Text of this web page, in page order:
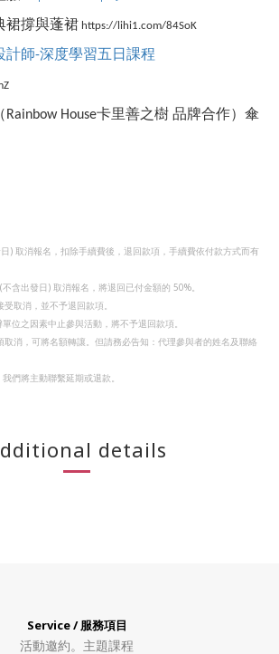
裙撐與蓬裙 https://lihi1.com/84SoK
計師-深度學習五日課程
House卡里善之樹 品牌合作）傘
) 取消報名，扣除手續費後，退回款項，手續費依付款方式而有
含出發日) 取消報名，將退回已付金額的 50%。
取消，並不予退回款項。
位之因素中止參與活動，將不予退回款項。
消，可將名額轉讓。但請務必告知：代理參與者的姓名及聯絡
們將主動聯繫延期或退款。
details
Service / 服務項目
活動邀約。 主題課程